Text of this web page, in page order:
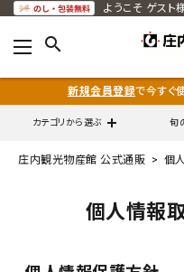
ようこそ ゲスト
search
新規会員登録で今すぐ
カテゴリから選ぶ 旬
庄内観光物産館 公式通販 個
個人情報